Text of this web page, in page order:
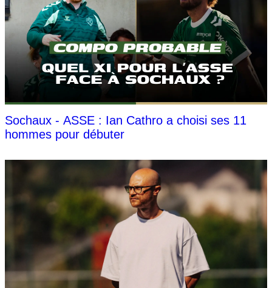
Sochaux - ASSE : Ian Cathro a choisi ses 11
hommes pour débuter